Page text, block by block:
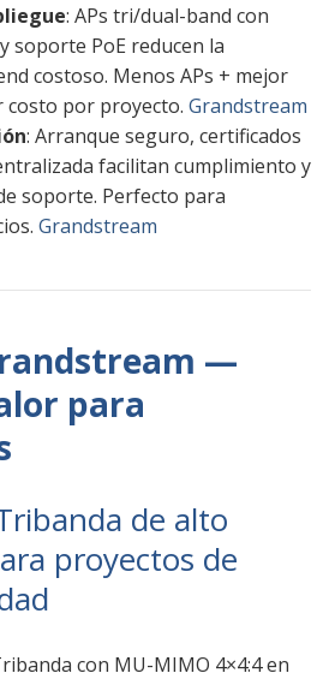
: APs tri/dual-band con
soporte PoE reducen la
costoso. Menos APs + mejor
por proyecto. Grandstream
: Arranque seguro, certificados
facilitan cumplimiento y
soporte. Perfecto para
Grandstream
—
para
de alto
proyectos de
con MU-MIMO 4×4:4 en